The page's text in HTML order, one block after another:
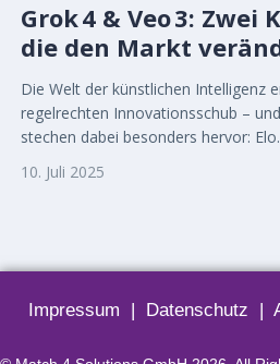
Grok 4 & Veo 3: Zwei
die den Markt
Die Welt der künstlichen Intelligenz
regelrechten Innovationsschub –
stechen dabei besonders hervor:
10. Juli 2025
Impressum | Datenschutz |